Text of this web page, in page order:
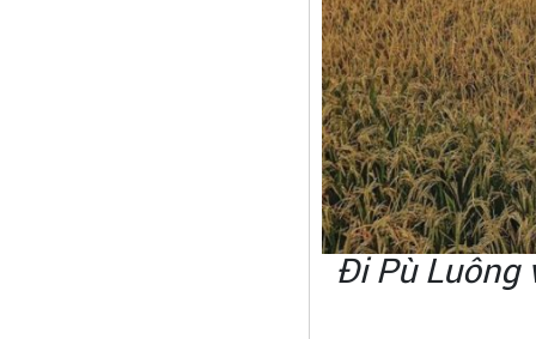
Đi Pù Luông